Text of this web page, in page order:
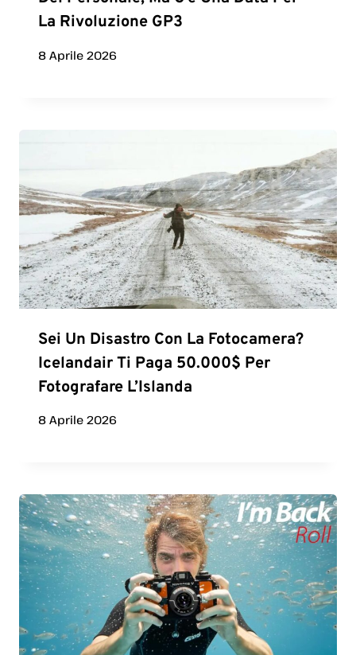
La Rivoluzione GP3
8 Aprile 2026
Sei Un Disastro Con La Fotocamera?
Icelandair Ti Paga 50.000$ Per
Fotografare L’Islanda
8 Aprile 2026